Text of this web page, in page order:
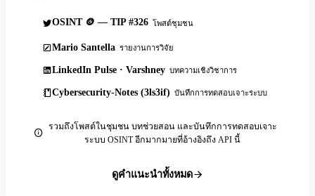
OSINT 🪙 — TIP #326 โพสต์ชุมชน
Mario Santella รายงานการวิจัย
LinkedIn Pulse · Varshney บทความเชิงวิชาการ
Cybersecurity-Notes (3ls3if) บันทึกการทดสอบเจาะระบบ
รวมถึงโพสต์ในชุมชน บทช่วยสอน และบันทึกการทดสอบเจาะ
ระบบ OSINT อีกมากมายที่อ้างอิงถึง API นี้
ดูคำแนะนำทั้งหมด